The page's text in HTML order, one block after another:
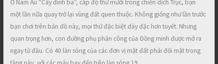
Ở Nam Âu “Cây đinh ba”, cấp độ thứ mười trong chiến dịch Trục, bạn
một lần nữa quay trở lại vùng đất quen thuộc. Không giống như lần trước
bạn chơi trên bản đồ này, mọi thứ đặc biệt dày đặc hơn tuyết. Nhưng
quan trọng hơn, con đường phụ phản công của Đồng minh được mở ra
ngay từ đầu. Có 40 làn sóng của các đơn vị mặt đất phải đối mặt trong